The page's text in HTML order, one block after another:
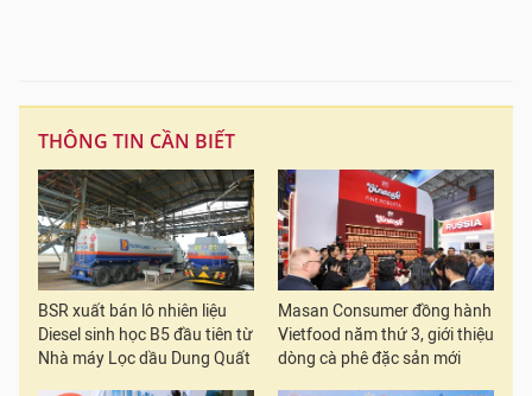
THÔNG TIN CẦN BIẾT
BSR xuất bán lô nhiên liệu
Diesel sinh học B5 đầu tiên từ
Nhà máy Lọc dầu Dung Quất
Masan Consumer đồng hành
Vietfood năm thứ 3, giới thiệu
dòng cà phê đặc sản mới